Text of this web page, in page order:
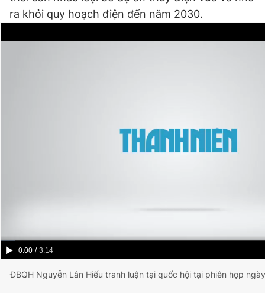
ra khỏi quy hoạch điện đến năm 2030.
Current
0:00 / Duration
3:14
ĐBQH Nguyễn Lân Hiếu tranh luận tại quốc hội tại phiên họp